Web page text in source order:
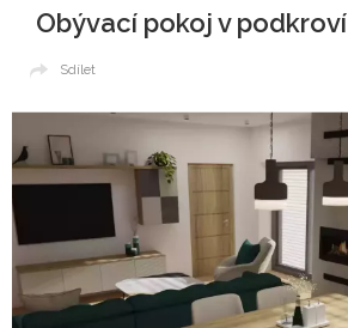
Obývací pokoj v podkroví
Sdílet